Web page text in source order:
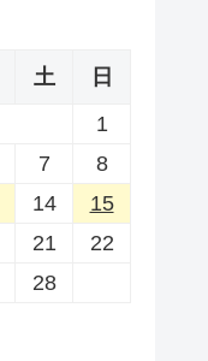
土
日
1
7
8
14
15
21
22
28